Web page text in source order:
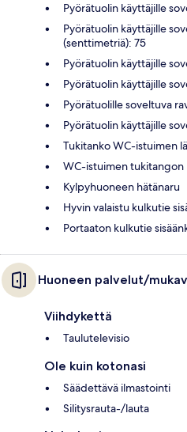
Pyörätuolin käyttäjille
Pyörätuolin käyttäjille
(senttimetriä): 75
Pyörätuolin käyttäjille
Pyörätuolin käyttäjille
Pyörätuolille soveltuva
Pyörätuolin käyttäjille
Tukitanko WC-istuimen
WC-istuimen tukitangon
Kylpyhuoneen hätänaru
Hyvin valaistu kulkutie
Portaaton kulkutie
Huoneen palvelut/
Viihdykettä
Taulutelevisio
Ole kuin kotonasi
Säädettävä ilmastointi
Silitysrauta-/lauta